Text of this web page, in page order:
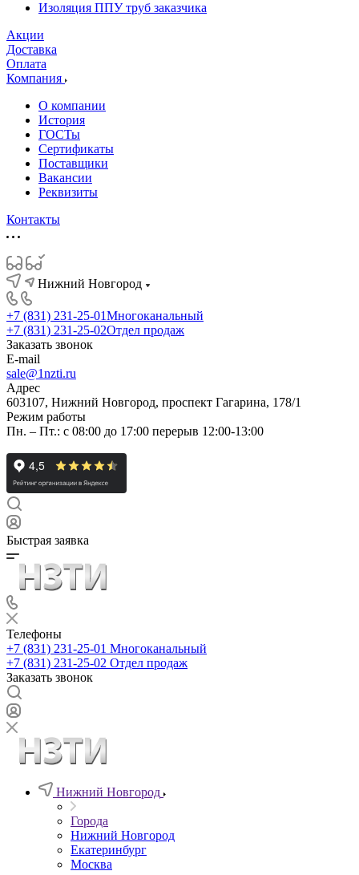
Изоляция ППУ труб заказчика
Акции
Доставка
Оплата
Компания
О компании
История
ГОСТы
Сертификаты
Поставщики
Вакансии
Реквизиты
Контакты
Нижний Новгород
+7 (831) 231-25-01Многоканальный
+7 (831) 231-25-02Отдел продаж
Заказать звонок
E-mail
sale@1nzti.ru
Адрес
603107, Нижний Новгород, проспект Гагарина, 178/1
Режим работы
Пн. – Пт.: с 08:00 до 17:00 перерыв 12:00-13:00
Быстрая заявка
Телефоны
+7 (831) 231-25-01 Многоканальный
+7 (831) 231-25-02 Отдел продаж
Заказать звонок
Нижний Новгород
Города
Нижний Новгород
Екатеринбург
Москва